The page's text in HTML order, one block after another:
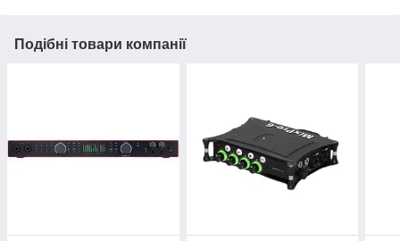
Подібні товари компанії